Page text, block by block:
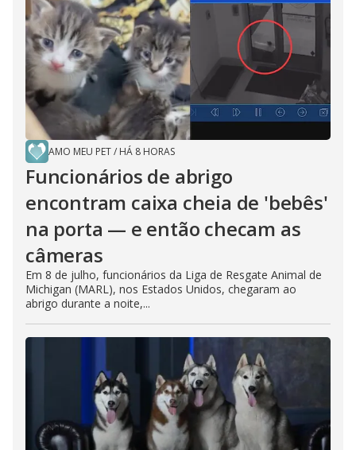
AMO MEU PET/ HÁ 8 HORAS
Funcionários de abrigo
encontram caixa cheia de 'bebês'
na porta — e então checam as
câmeras
Em 8 de julho, funcionários da Liga de Resgate Animal de
Michigan (MARL), nos Estados Unidos, chegaram ao
abrigo durante a noite,...